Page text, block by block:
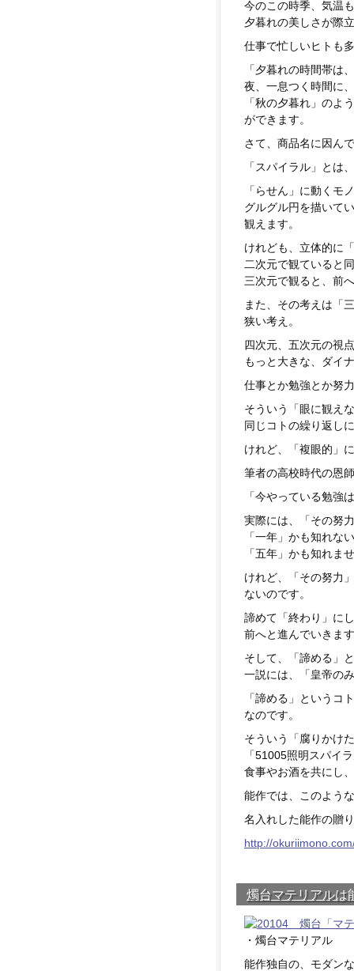
今のこの時季、気温
夕暮れの美しさが際
仕事で忙しいヒトも
「夕暮れの時間帯は
夜、一息つく時間に
「秋の夕暮れ」のよ
ができます。
さて、商品名に因ん
「スパイラル」とは
「らせん」に動くモ
グルグル円を描いて
観えます。
けれども、立体的に
二次元で観ていると
三次元で観ると、前
また、その考えは「
狭い考え。
四次元、五次元の視
もっと大きな、ダイ
仕事とか勉強とか努
そういう「眼に観え
同じコトの繰り返し
けれど、「複眼的」
筆者の高校時代の恩
「今やっている勉強
実際には、「その努
「一年」かも知れな
「五年」かも知れま
けれど、「その努力
ないのです。
諦めて「終わり」に
前へと進んでいきま
そして、「諦める」
一説には、「皇帝の
「諦める」というコ
なのです。
そういう「腐りかけ
「51005照明スパイ
食事やお酒を共にし
能作では、このよう
名入れした能作の贈
http://
燭台マテリアルは
・燭台マテリアル
能作独自の、モダン